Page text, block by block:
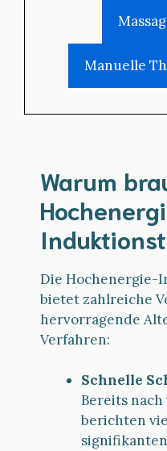
Manuelle
Warum
Die Hochenergie-
bietet zahlreiche
hervorragende
Verfahren:
Schnelle
Bereits
berichten